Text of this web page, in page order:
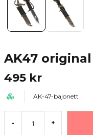
AK47
495 kr
AK-47-bajonett
- +